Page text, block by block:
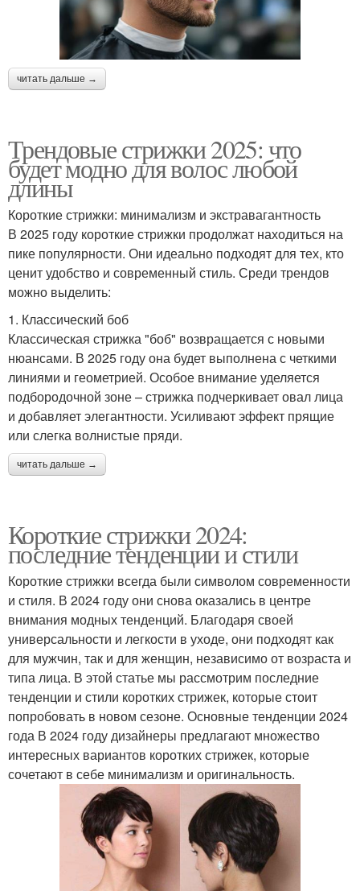
читать дальше →
Трендовые стрижки 2025: что
будет модно для волос любой
длины
Короткие стрижки: минимализм и экстравагантность
В 2025 году короткие стрижки продолжат находиться на
пике популярности. Они идеально подходят для тех, кто
ценит удобство и современный стиль. Среди трендов
можно выделить:
1. Классический боб
Классическая стрижка "боб" возвращается с новыми
нюансами. В 2025 году она будет выполнена с четкими
линиями и геометрией. Особое внимание уделяется
подбородочной зоне – стрижка подчеркивает овал лица
и добавляет элегантности. Усиливают эффект прящие
или слегка волнистые пряди.
читать дальше →
Короткие стрижки 2024:
последние тенденции и стили
Короткие стрижки всегда были символом современности
и стиля. В 2024 году они снова оказались в центре
внимания модных тенденций. Благодаря своей
универсальности и легкости в уходе, они подходят как
для мужчин, так и для женщин, независимо от возраста и
типа лица. В этой статье мы рассмотрим последние
тенденции и стили коротких стрижек, которые стоит
попробовать в новом сезоне. Основные тенденции 2024
года В 2024 году дизайнеры предлагают множество
интересных вариантов коротких стрижек, которые
сочетают в себе минимализм и оригинальность.